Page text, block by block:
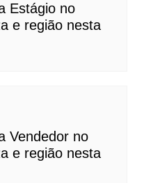
Estágio no
e região nesta
Vendedor no
e região nesta